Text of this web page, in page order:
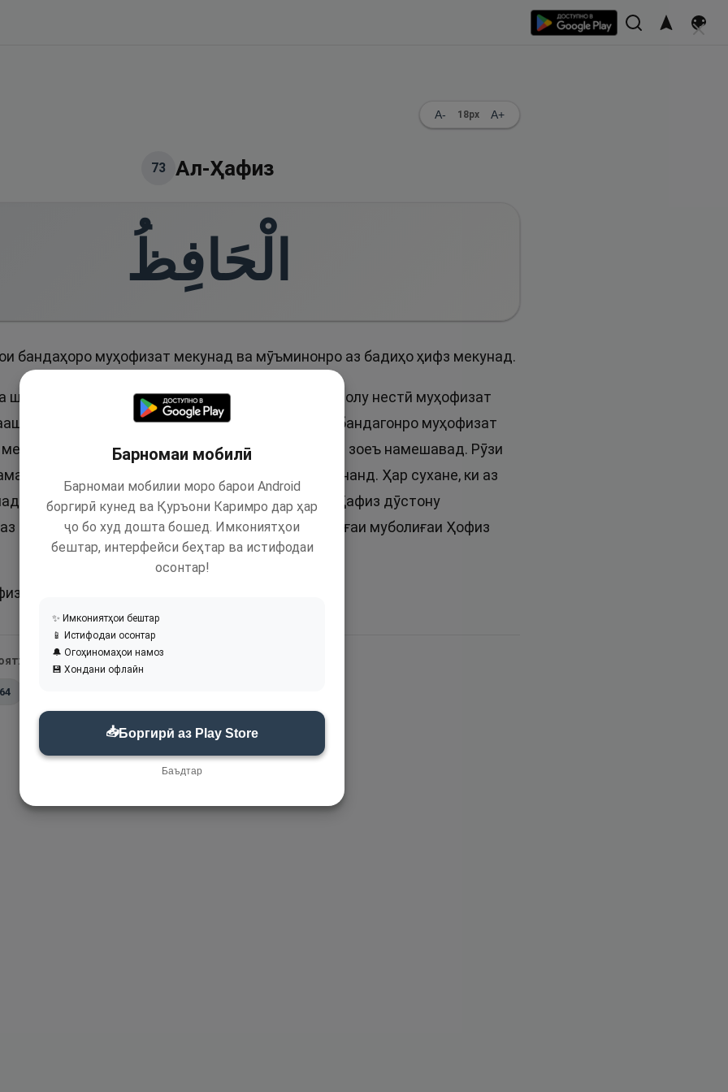
A- 18px A+
73 Ал-Ҳафиз
الْحَافِظُ
бандаҳоро муҳофизат мекунад ва мӯъминонро аз бадиҳо ҳифз мекунад.
шомилтар аз Ҳофиз аст. Аллоҳ осмонҳоро аз заволу нестӣ муҳофизат
аз ҳалокату офат нигаҳ медорад. Амалҳои бандагонро муҳофизат
медорад, чизе аз корҳои неки бандаҳо фаромӯш ё зоеъ намешавад. Рӯзи
бандаро ҳисоб карда, наздаш ҳозир мекунанд. Ҳар сухане, ки аз
ҳар нияте, ки дар қалб дошт, ошкор мекунад. Ҳафиз дӯстону
гуноҳу бидъатҳо муҳофизат мекунад. Ҳафиз сиғаи муболиғаи Ҳофиз
ва Ҳафиз ҷоиз аст.
Қуръон:
Барномаи мобилӣ
Барномаи мобилии моро барои Android
боргирӣ кунед ва Қуръони Каримро дар ҳар
ҷо бо худ дошта бошед. Имкониятҳои
бештар, интерфейси беҳтар ва истифодаи
осонтар!
✨ Имкониятҳои бештар
📱 Истифодаи осонтар
🔔 Огоҳиномаҳои намоз
💾 Хондани офлайн
📥Боргирӣ аз Play Store
Баъдтар